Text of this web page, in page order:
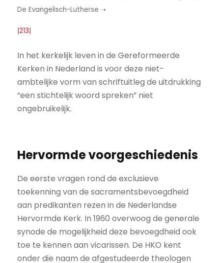
De Evangelisch-Lutherse ➝
|213|
In het kerkelijk leven in de Gereformeerde
Kerken in Nederland is voor deze niet-
ambtelijke vorm van schriftuitleg de uitdrukking
“een stichtelijk woord spreken” niet
ongebruikelijk.
Hervormde voorgeschiedenis
De eerste vragen rond de exclusieve
toekenning van de sacraments­bevoegdheid
aan predikanten rezen in de Nederlandse
Hervormde Kerk. In 1960 overwoog de generale
synode de mogelijkheid deze bevoegdheid ook
toe te kennen aan vicarissen. De HKO kent
onder die naam de afgestudeerde theologen